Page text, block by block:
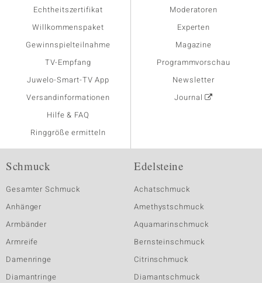
Echtheitszertifikat
Willkommenspaket
Gewinnspielteilnahme
TV-Empfang
Juwelo-Smart-TV App
Versandinformationen
Hilfe & FAQ
Ringgröße ermitteln
Moderatoren
Experten
Magazine
Programmvorschau
Newsletter
Journal
Schmuck
Gesamter Schmuck
Anhänger
Armbänder
Armreife
Damenringe
Diamantringe
Edelsteine
Achatschmuck
Amethystschmuck
Aquamarinschmuck
Bernsteinschmuck
Citrinschmuck
Diamantschmuck